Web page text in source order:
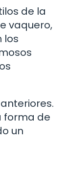
de la
vaquero,
los
forma de
un